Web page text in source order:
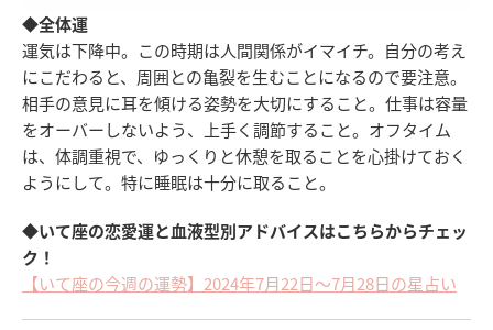
◆全体運
運気は下降中。この時期は人間関係がイマイチ。自分の考え
にこだわると、周囲との亀裂を生むことになるので要注意。
相手の意見に耳を傾ける姿勢を大切にすること。仕事は容量
をオーバーしないよう、上手く調節すること。オフタイム
は、体調重視で、ゆっくりと休憩を取ることを心掛けておく
ようにして。特に睡眠は十分に取ること。
◆いて座の恋愛運と血液型別アドバイスはこちらからチェッ
ク！
【いて座の今週の運勢】2024年7月22日～7月28日の星占い